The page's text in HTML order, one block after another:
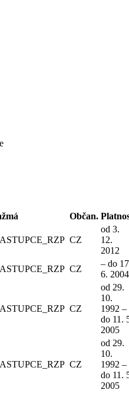
Občan.
CZ
od 3.
12.
2012
CZ
– do
6. 2004
CZ
od 29.
10.
1992 –
do 11.
2005
CZ
od 29.
10.
1992 –
do 11.
2005